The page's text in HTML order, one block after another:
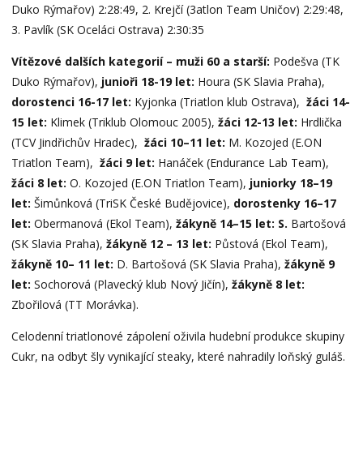
Duko Rýmařov) 2:28:49, 2. Krejčí (3atlon Team Uničov) 2:29:48,
3. Pavlík (SK Oceláci Ostrava) 2:30:35
Vítězové dalších kategorií – muži 60 a starší: Podešva (TK
Duko Rýmařov), junioři 18-19 let: Houra (SK Slavia Praha),
dorostenci 16-17 let: Kyjonka (Triatlon klub Ostrava), žáci 14-
15 let: Klimek (Triklub Olomouc 2005), žáci 12-13 let: Hrdlička
(TCV Jindřichův Hradec), žáci 10–11 let: M. Kozojed (E.ON
Triatlon Team), žáci 9 let: Hanáček (Endurance Lab Team),
žáci 8 let: O. Kozojed (E.ON Triatlon Team), juniorky 18–19
let: Šimůnková (TriSK České Budějovice), dorostenky 16–17
let: Obermanová (Ekol Team), žákyně 14–15 let: S. Bartošová
(SK Slavia Praha), žákyně 12 – 13 let: Půstová (Ekol Team),
žákyně 10– 11 let: D. Bartošová (SK Slavia Praha), žákyně 9
let: Sochorová (Plavecký klub Nový Jičín), žákyně 8 let:
Zbořilová (TT Morávka).
Celodenní triatlonové zápolení oživila hudební produkce skupiny
Cukr, na odbyt šly vynikající steaky, které nahradily loňský guláš.